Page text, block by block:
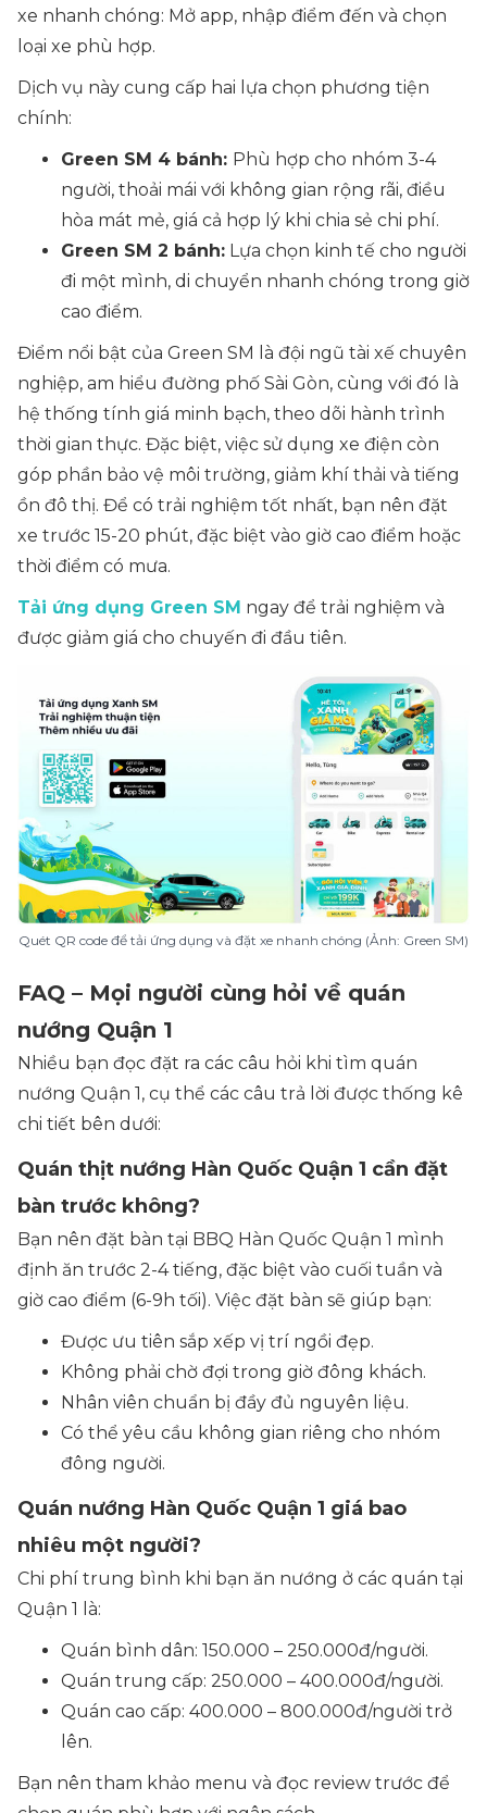
xe nhanh chóng: Mở app, nhập điểm đến và chọn
loại xe phù hợp.
Dịch vụ này cung cấp hai lựa chọn phương tiện
chính:
Green SM 4 bánh: Phù hợp cho nhóm 3-4
người, thoải mái với không gian rộng rãi, điều
hòa mát mẻ, giá cả hợp lý khi chia sẻ chi phí.
Green SM 2 bánh: Lựa chọn kinh tế cho người
đi một mình, di chuyển nhanh chóng trong giờ
cao điểm.
Điểm nổi bật của Green SM là đội ngũ tài xế chuyên
nghiệp, am hiểu đường phố Sài Gòn, cùng với đó là
hệ thống tính giá minh bạch, theo dõi hành trình
thời gian thực. Đặc biệt, việc sử dụng xe điện còn
góp phần bảo vệ môi trường, giảm khí thải và tiếng
ồn đô thị. Để có trải nghiệm tốt nhất, bạn nên đặt
xe trước 15-20 phút, đặc biệt vào giờ cao điểm hoặc
thời điểm có mưa.
Tải ứng dụng Green SM ngay để trải nghiệm và
được giảm giá cho chuyến đi đầu tiên.
Quét QR code để tải ứng dụng và đặt xe nhanh chóng (Ảnh: Green SM)
FAQ – Mọi người cùng hỏi về quán
nướng Quận 1
Nhiều bạn đọc đặt ra các câu hỏi khi tìm quán
nướng Quận 1, cụ thể các câu trả lời được thống kê
chi tiết bên dưới:
Quán thịt nướng Hàn Quốc Quận 1​ cần đặt
bàn trước không?
Bạn nên đặt bàn tại BBQ Hàn Quốc Quận 1 mình
định ăn trước 2-4 tiếng, đặc biệt vào cuối tuần và
giờ cao điểm (6-9h tối). Việc đặt bàn sẽ giúp bạn:
Được ưu tiên sắp xếp vị trí ngồi đẹp.
Không phải chờ đợi trong giờ đông khách.
Nhân viên chuẩn bị đầy đủ nguyên liệu.
Có thể yêu cầu không gian riêng cho nhóm
đông người.
Quán nướng Hàn Quốc Quận 1 giá bao
nhiêu một người?
Chi phí trung bình khi bạn ăn nướng ở các quán tại
Quận 1 là:
Quán bình dân: 150.000 – 250.000đ/người.
Quán trung cấp: 250.000 – 400.000đ/người.
Quán cao cấp: 400.000 – 800.000đ/người trở
lên.
Bạn nên tham khảo menu và đọc review trước để